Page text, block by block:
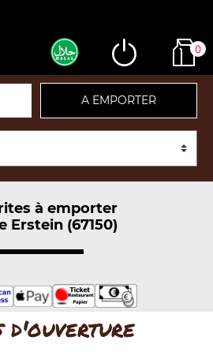
0
A EMPORTER
à emporter
Erstein (67150)
d'ouverture